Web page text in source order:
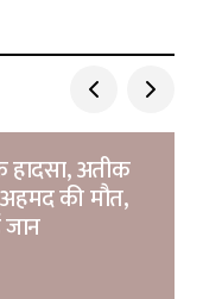
अतीक
की मौत,